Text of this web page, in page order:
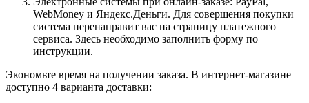
WebMoney и Яндекс.Деньги. Для совершения покупки
система перенаправит вас на страницу платежного
сервиса. Здесь необходимо заполнить форму по
инструкции.
Экономьте время на получении заказа. В интернет-магазине
доступно 4 варианта доставки: